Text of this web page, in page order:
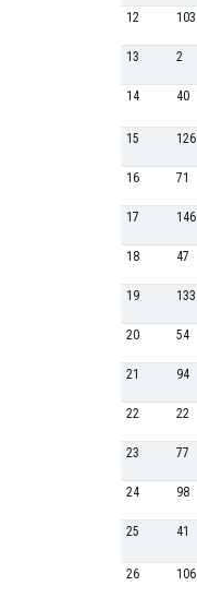
12 103
13 2
14 40
15 126
16 71
17 146
18 47
19 133
20 54
21 94
22 22
23 77
24 98
25 41
26 106